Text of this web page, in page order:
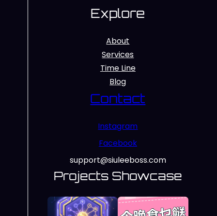
Explore
About
Services
Time Line
Blog
Contact
Instagram
Facebook
support@siuleeboss.com
Projects Showcase